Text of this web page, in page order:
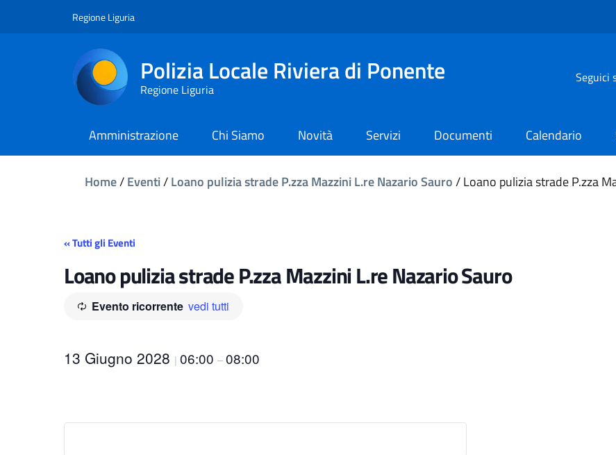
Regione Liguria
Polizia Locale Riviera di Ponente
Regione Liguria
Seguici
Amministrazione Chi Siamo Novità Servizi Documenti Calendario
Home/Eventi/Loano pulizia strade P.zza Mazzini L.re Nazario Sauro/Loano pulizia strade P.zza
« Tutti gli Eventi
Loano pulizia strade P.zza Mazzini L.re Nazario Sauro
Evento ricorrente vedi tutti
13 Giugno 2028 | 06:00 –08:00